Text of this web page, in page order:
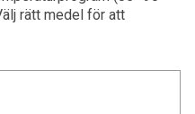
rätt medel för att